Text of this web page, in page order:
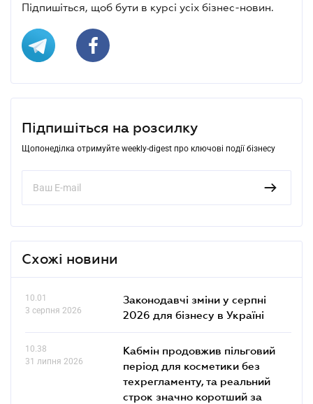
Підпишіться, щоб бути в курсі усіх бізнес-новин.
Підпишіться на розсилку
Щопонеділка отримуйте weekly-digest про ключові події бізнесу
Схожі новини
10.01
3 серпня 2026
Законодавчі зміни у серпні
2026 для бізнесу в Україні
10.38
31 липня 2026
Кабмін продовжив пільговий
період для косметики без
техрегламенту, та реальний
строк значно коротший за